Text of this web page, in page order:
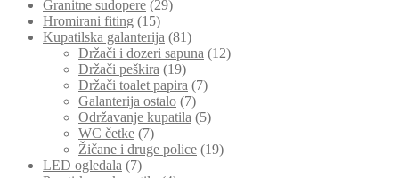
Granitne sudopere (29)
Hromirani fiting (15)
Kupatilska galanterija (81)
Držači i dozeri sapuna (12)
Držači peškira (19)
Držači toalet papira (7)
Galanterija ostalo (7)
Održavanje kupatila (5)
WC četke (7)
Žičane i druge police (19)
LED ogledala (7)